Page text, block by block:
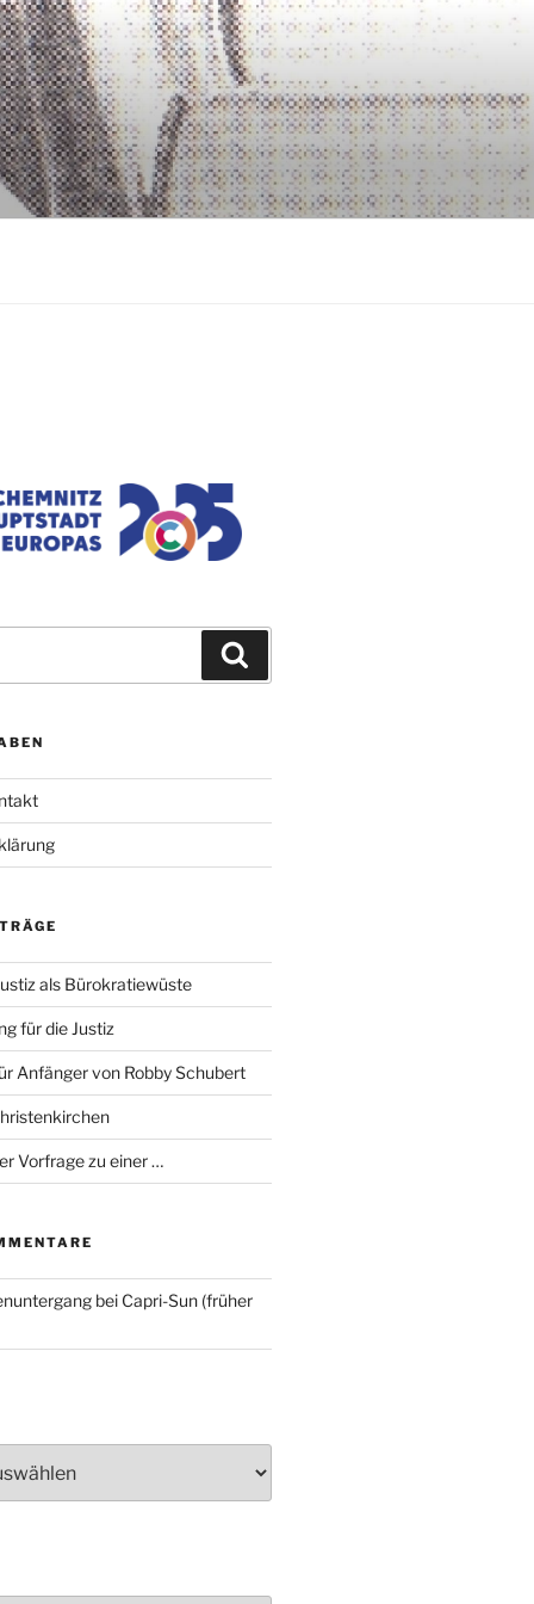
als Bürokratiewüste
für die Justiz
Anfänger von Robby Schubert
Vorfrage zu einer …
bei Capri-Sun (früher